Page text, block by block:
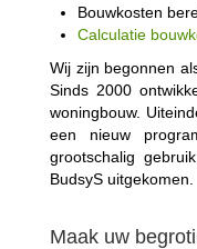
Bouwkosten
Calculatie
Wij zijn begonnen
Sinds 2000
woningbouw.
een nieuw
grootschalig
BudsyS uitgekomen.
Maak uw